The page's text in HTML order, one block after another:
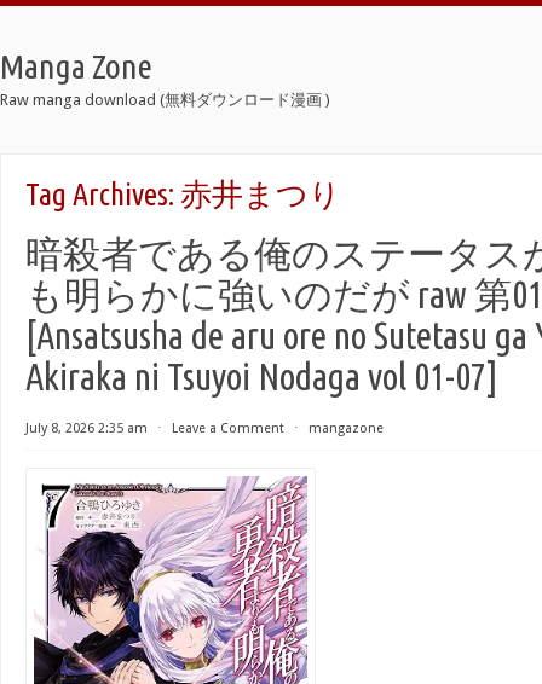
Manga Zone
Raw manga download (無料ダウンロード漫画 )
Tag Archives: 赤井まつり
暗殺者である俺のステータス
も明らかに強いのだが raw 第
[Ansatsusha de aru ore no Sutetasu ga
Akiraka ni Tsuyoi Nodaga vol 01-07]
July 8, 2026 2:35 am ⋅ Leave a Comment ⋅ mangazone